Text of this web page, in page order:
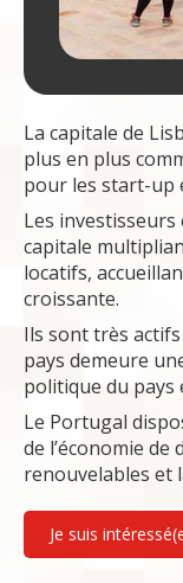
La capitale de
plus en plus
pour les start-up
Les
capitale
locatifs,
croissante.
Ils sont très
pays demeure
politique du pays
Le Portugal
de l’économie
renouvelables et
Je suis